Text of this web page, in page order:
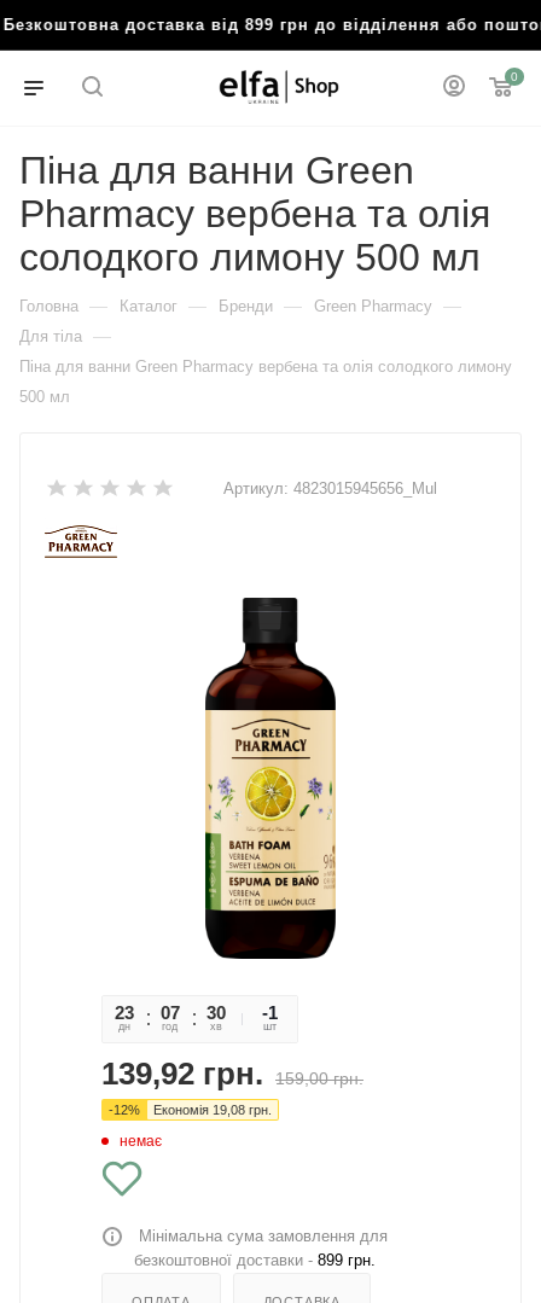
доставка від 899 грн до відділення або
0
Піна для ванни Green
Pharmacy вербена та олія
солодкого лимону 500 мл
Головна — Каталог — Бренди — Green Pharmacy —
Для тіла —
Піна для ванни Green Pharmacy вербена та олія солодкого лимону
500 мл
Артикул: 4823015945656_Mul
23
дн
07
год
30
хв
14
сек
-1
шт
139,92 грн. 159,00грн.
-12% Економія 19,08 грн.
немає
Мінімальна сума замовлення для
безкоштовної доставки - 899 грн.